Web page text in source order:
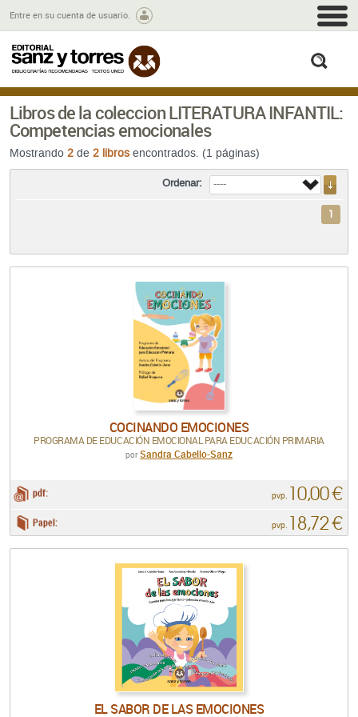
Entre en su cuenta de usuario.
Libros de la coleccion LITERATURA INFANTIL:
Competencias emocionales
Mostrando 2 de 2 libros encontrados. (1 páginas)
Ordenar:
1
COCINANDO EMOCIONES
PROGRAMA DE EDUCACIÓN EMOCIONAL PARA EDUCACIÓN PRIMARIA
por Sandra Cabello-Sanz
pdf: pvp. 10,00 €
Papel: pvp. 18,72 €
EL SABOR DE LAS EMOCIONES